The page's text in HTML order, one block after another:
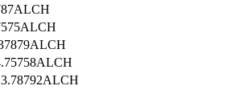
termasuk info perdagangan, dll.
ALCH
ALCH
ALCH
ALCH
ALCH